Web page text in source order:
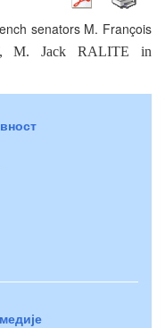
senators M. François
M. Jack RALITE in